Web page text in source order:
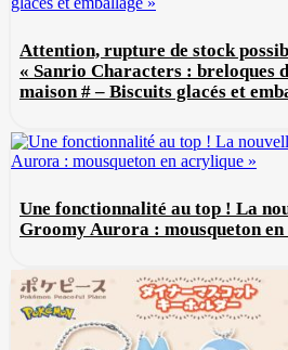
Attention, rupture de stock
« Sanrio Characters : breloques
maison # – Biscuits glacés et
Une fonctionnalité au top ! La
Groomy Aurora : mousqueton